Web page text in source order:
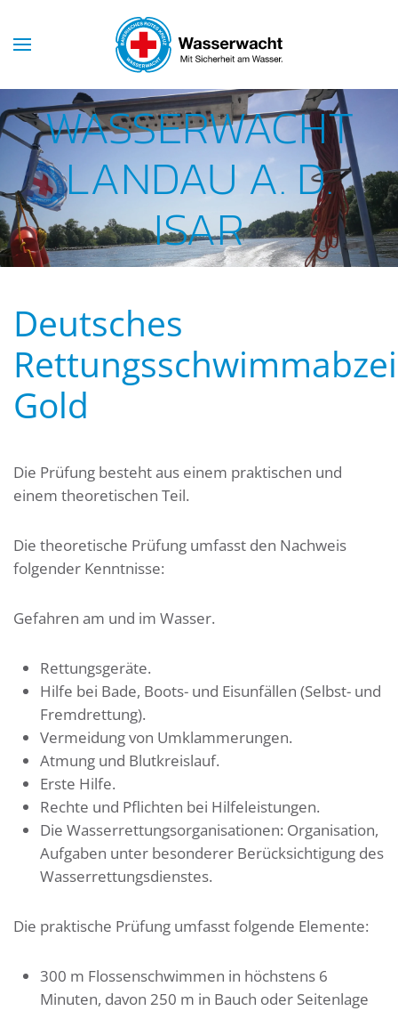
Skip to main content
WASSERWACHT
LANDAU A. D.
ISAR
Deutsches
Gold
Die Prüfung besteht aus einem praktischen und
einem theoretischen Teil.
Die theoretische Prüfung umfasst den Nachweis
folgender Kenntnisse:
Gefahren am und im Wasser.
Rettungsgeräte.
Hilfe bei Bade, Boots- und Eisunfällen (Selbst- und
Fremdrettung).
Vermeidung von Umklammerungen.
Atmung und Blutkreislauf.
Erste Hilfe.
Rechte und Pflichten bei Hilfeleistungen.
Die Wasserrettungsorganisationen: Organisation,
Aufgaben unter besonderer Berücksichtigung des
Wasserrettungsdienstes.
Die praktische Prüfung umfasst folgende Elemente:
300 m Flossenschwimmen in höchstens 6
Minuten, davon 250 m in Bauch oder Seitenlage